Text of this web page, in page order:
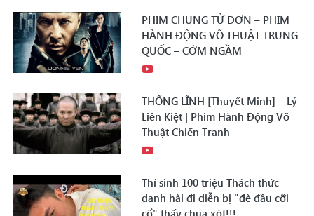
PHIM CHUNG TỬ ĐƠN – PHIM
HÀNH ĐỘNG VÕ THUẬT TRUNG
QUỐC – CỚM NGẦM
THỐNG LĨNH [Thuyết Minh] – Lý
Liên Kiệt | Phim Hành Động Võ
Thuật Chiến Tranh
Thí sinh 100 triệu Thách thức
danh hài đi diễn bị "đè đầu cỡi